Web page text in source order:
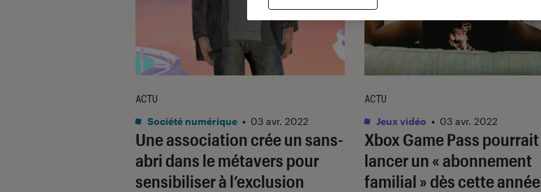
Une association crée un sans-
abri dans le métavers pour
sensibiliser à l’exclusion
ACTU
Société numérique • 03 avr. 2022
Xbox Game Pass pourrait
lancer un « abonnement
familial » dès cette année
ACTU
Jeux vidéo • 03 avr. 2022